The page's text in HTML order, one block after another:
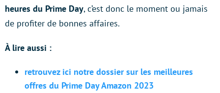
heures du Prime Day, c’est donc le moment ou jamais
de profiter de bonnes affaires.
À lire aussi :
retrouvez ici notre dossier sur les meilleures
offres du Prime Day Amazon 2023